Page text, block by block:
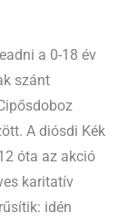
a 0-18 év
szánt
A diósdi Kék
óta az akció
karitatív
idén